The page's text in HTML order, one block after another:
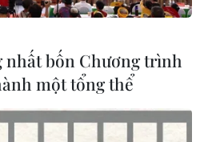
nhất bốn Chương trình
một tổng thể